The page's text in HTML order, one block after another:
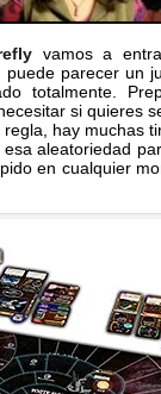
vamos a
parecer un
totalmente.
si quieres
hay muchas
aleatoriedad
en cualquier